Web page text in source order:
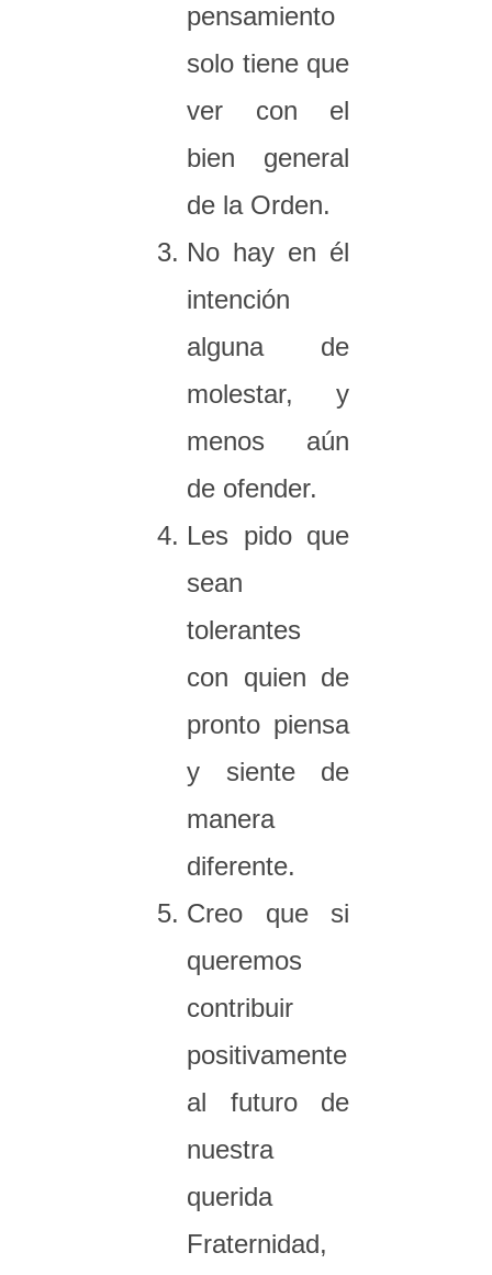
pensamiento
solo tiene que
ver con el
bien general
de la Orden.
No hay en él
intención
alguna de
molestar, y
menos aún
de ofender.
Les pido que
sean
tolerantes
con quien de
pronto piensa
y siente de
manera
diferente.
Creo que si
queremos
contribuir
positivamente
al futuro de
nuestra
querida
Fraternidad,